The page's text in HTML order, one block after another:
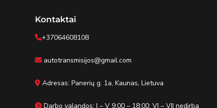
Kontaktai
+37064608108
autotransmisijos@gmail.com
Adresas: Panerių g. 1a, Kaunas, Lietuva
Darbo valandos: I – V 9:00 – 18:00; VI – VII nedirba